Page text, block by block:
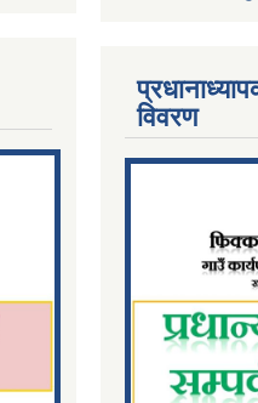
विवरण